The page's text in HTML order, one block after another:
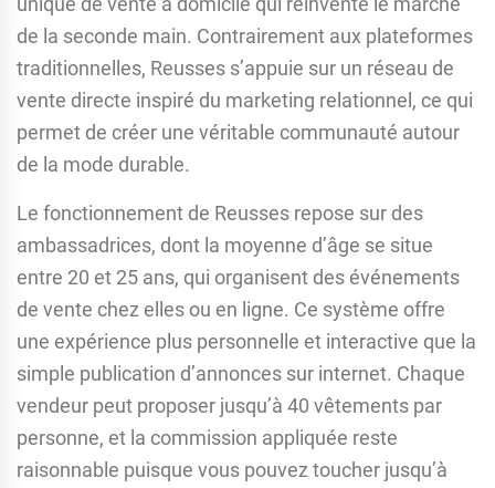
de la seconde main. Contrairement aux plateformes
traditionnelles, Reusses s’appuie sur un réseau de
vente directe inspiré du marketing relationnel, ce qui
permet de créer une véritable communauté autour
de la mode durable.
Le fonctionnement de Reusses repose sur des
ambassadrices, dont la moyenne d’âge se situe
entre 20 et 25 ans, qui organisent des événements
de vente chez elles ou en ligne. Ce système offre
une expérience plus personnelle et interactive que la
simple publication d’annonces sur internet. Chaque
vendeur peut proposer jusqu’à 40 vêtements par
personne, et la commission appliquée reste
raisonnable puisque vous pouvez toucher jusqu’à